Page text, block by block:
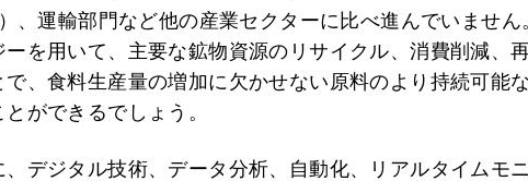
）、運輸部門など他の産業セクターに比べ進んでいません
ーを用いて、主要な鉱物資源のリサイクル、消費削減、
で、食料生産量の増加に欠かせない原料のより持続可能
ができるでしょう。
、デジタル技術、データ分析、自動化、リアルタイムモ